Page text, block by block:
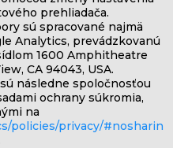
prehliadača.
sú spracované najmä
Analytics, prevádzkovanú
1600 Amphitheatre
CA 94043, USA.
následne spoločnosťou
ochrany súkromia,
na
policies/privacy/#nosharin